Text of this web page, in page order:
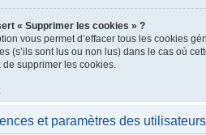
« Supprimer les cookies » ?
vous permet d’effacer tous les cookies
(s’ils sont lus ou non lus) dans le cas où
de supprimer les cookies.
et paramètres des utilisateurs